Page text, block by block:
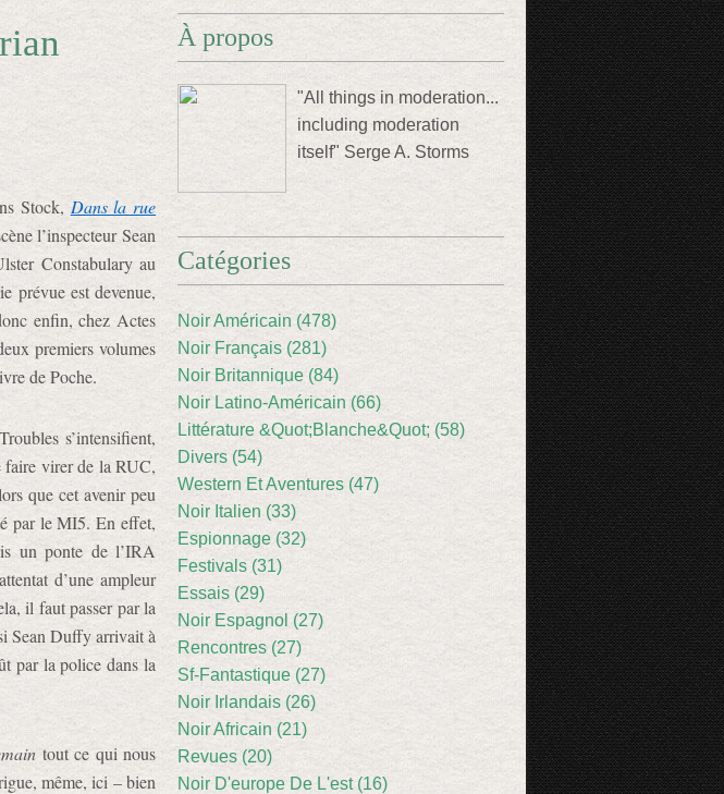
Stock, Dans la rue
l’inspecteur Sean
Constabulary au
prévue est devenue,
enfin, chez Actes
premiers volumes
de Poche.
s’intensifient,
faire virer de la RUC,
que cet avenir peu
par le MI5. En effet,
un ponte de l’IRA
d’une ampleur
il faut passer par la
Sean Duffy arrivait à
par la police dans la
tout ce qui nous
même, ici – bien
À propos
"All things in moderation...
including moderation
itself" Serge A. Storms
Catégories
Noir Américain (478)
Noir Français (281)
Noir Britannique (84)
Noir Latino-Américain (66)
Littérature &Quot;Blanche&Quot; (58)
Divers (54)
Western Et Aventures (47)
Noir Italien (33)
Espionnage (32)
Festivals (31)
Essais (29)
Noir Espagnol (27)
Rencontres (27)
Sf-Fantastique (27)
Noir Irlandais (26)
Noir Africain (21)
Revues (20)
Noir D'europe De L'est (16)